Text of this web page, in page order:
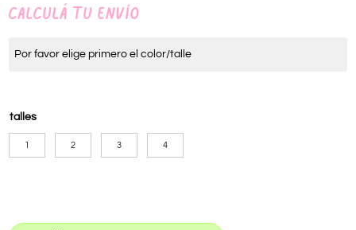
CALCULÁ TU ENVÍO
Por favor elige primero el color/talle
talles
1 2 3 4